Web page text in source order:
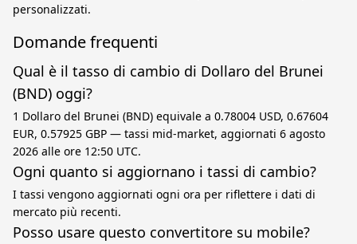
personalizzati.
Domande frequenti
Qual è il tasso di cambio di Dollaro del Brunei
(BND) oggi?
1 Dollaro del Brunei (BND) equivale a 0.78004 USD, 0.67604
EUR, 0.57925 GBP — tassi mid-market, aggiornati 6 agosto
2026 alle ore 12:50 UTC.
Ogni quanto si aggiornano i tassi di cambio?
I tassi vengono aggiornati ogni ora per riflettere i dati di
mercato più recenti.
Posso usare questo convertitore su mobile?